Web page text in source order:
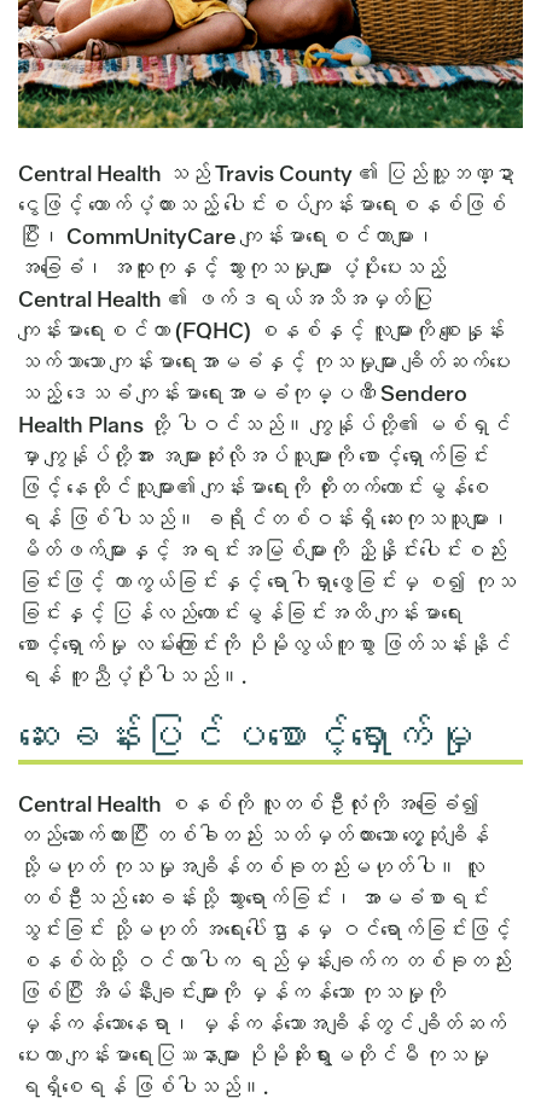
Central Health သည် Travis County ၏ ပြည်သူ့ဘဏ္ဍာ
ငွေဖြင့် ထောက်ပံ့ထားသည့် ပေါင်းစပ်ကျန်းမာရေးစနစ်ဖြစ်
ပြီး၊ CommUnityCare ကျန်းမာရေးစင်တာများ၊
အခြေခံ၊ အထူးကုနှင့် သွားကုသမှုများ ပံ့ပိုးပေးသည့်
Central Health ၏ ဖက်ဒရယ်အသိအမှတ်ပြု
ကျန်းမာရေးစင်တာ (FQHC) စနစ်နှင့် လူများကို စျေးနှုန်း
သက်သာသော ကျန်းမာရေးအာမခံနှင့် ကုသမှုများ ချိတ်ဆက်ပေး
သည့် ဒေသခံ ကျန်းမာရေးအာမခံကုမ္ပဏီ Sendero
Health Plans တို့ ပါဝင်သည်။ ကျွန်ုပ်တို့၏ မစ်ရှင်
မှာ ကျွန်ုပ်တို့အား အများဆုံးလိုအပ်သူများကို စောင့်ရှောက်ခြင်း
ဖြင့် နေထိုင်သူများ၏ ကျန်းမာရေးကို တိုးတက်ကောင်းမွန်စေ
ရန် ဖြစ်ပါသည်။ ခရိုင်တစ်ဝန်းရှိ ဆေးကုသသူများ၊
မိတ်ဖက်များနှင့် အရင်းအမြစ်များကို ညှိနှိုင်းပေါင်းစည်း
ခြင်းဖြင့် ကာကွယ်ခြင်းနှင့် ရောဂါရှာဖွေခြင်းမှ စ၍ ကုသ
ခြင်းနှင့် ပြန်လည်ကောင်းမွန်ခြင်းအထိ ကျန်းမာရေး
စောင့်ရှောက်မှု လမ်းကြောင်းကို ပိုမိုလွယ်ကူစွာ ဖြတ်သန်းနိုင်
ရန် ကူညီပံ့ပိုးပါသည်။.
ဆေးခန်းပြင်ပစောင့်ရှောက်မှု
Central Health စနစ်ကို လူတစ်ဦးလုံးကို အခြေခံ၍
တည်ဆောက်ထားပြီး တစ်ခါတည်း သတ်မှတ်ထားသော တွေ့ဆုံချိန်
သို့မဟုတ် ကုသမှုအချိန်တစ်ခုတည်းမဟုတ်ပါ။ လူ
တစ်ဦးသည် ဆေးခန်းသို့ သွားရောက်ခြင်း၊ အာမခံစာရင်း
သွင်းခြင်း သို့မဟုတ် အရေးပေါ်ဌာနမှ ဝင်ရောက်ခြင်းဖြင့်
စနစ်ထဲသို့ ဝင်လာပါက ရည်မှန်းချက်က တစ်ခုတည်း
ဖြစ်ပြီး အိမ်နီးချင်းများကို မှန်ကန်သော ကုသမှုကို
မှန်ကန်သောနေရာ၊ မှန်ကန်သောအချိန်တွင် ချိတ်ဆက်
ပေးကာ ကျန်းမာရေးပြဿနာများ ပိုမိုဆိုးရွားမတိုင်မီ ကုသမှု
ရရှိစေရန် ဖြစ်ပါသည်။.